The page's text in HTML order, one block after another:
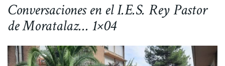
Conversaciones en el I.E.S. Rey Pastor
de Moratalaz… 1×04